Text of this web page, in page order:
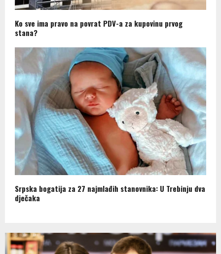
Ko sve ima pravo na povrat PDV-a za kupovinu prvog
stana?
Srpska bogatija za 27 najmlađih stanovnika: U Trebinju dva
dječaka